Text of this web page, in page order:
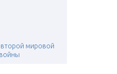
мировой
войны